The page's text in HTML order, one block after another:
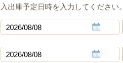
入出庫予定日時を入力してください。